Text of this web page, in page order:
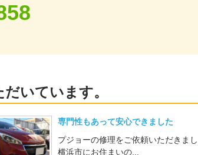
いています。
専門性もあって安心できました
プジョーの修理をご依頼いただきまし
横浜市にお住まいの...